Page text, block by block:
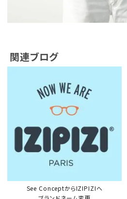
関連ブログ
See ConceptからIZIPIZIへ